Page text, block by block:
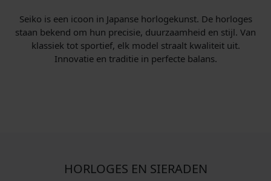
6
0
,
0
Seiko is een icoon in Japanse horlogekunst. De horloges
staan bekend om hun precisie, duurzaamheid en stijl. Van
klassiek tot sportief, elk model straalt kwaliteit uit.
Innovatie en traditie in perfecte balans.
HORLOGES EN SIERADEN